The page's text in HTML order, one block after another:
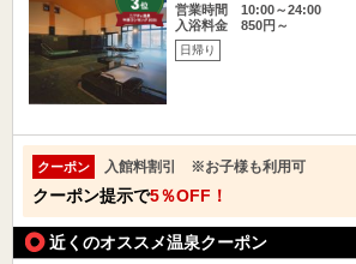
営業時間 10:00～24:00
入浴料金 850円～
日帰り
クーポン 入館料割引 ※お子様も利用可
クーポン提示で5％OFF！
近くのオススメ温泉クーポン